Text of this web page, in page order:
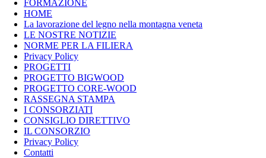
FORMAZIONE
HOME
La lavorazione del legno nella montagna veneta
LE NOSTRE NOTIZIE
NORME PER LA FILIERA
Privacy Policy
PROGETTI
PROGETTO BIGWOOD
PROGETTO CORE-WOOD
RASSEGNA STAMPA
I CONSORZIATI
CONSIGLIO DIRETTIVO
IL CONSORZIO
Privacy Policy
Contatti